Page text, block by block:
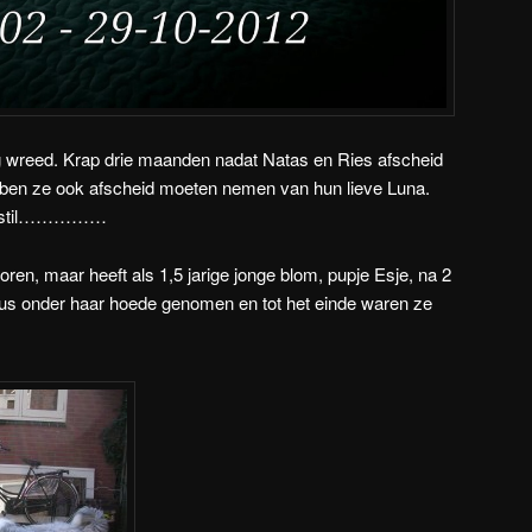
Krap drie maanden nadat Natas en Ries afscheid
ze ook afscheid moeten nemen van hun lieve Luna.
stil……………
maar heeft als 1,5 jarige jonge blom, pupje Esje, na 2
onder haar hoede genomen en tot het einde waren ze